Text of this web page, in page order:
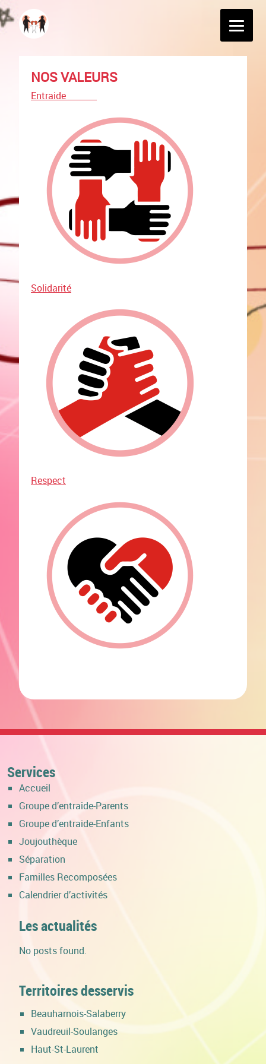
NOS VALEURS
Entraide
Solidarité
Respect
Services
Accueil
Groupe d’entraide-Parents
Groupe d’entraide-Enfants
Joujouthèque
Séparation
Familles Recomposées
Calendrier d’activités
Les actualités
No posts found.
Territoires desservis
Beauharnois-Salaberry
Vaudreuil-Soulanges
Haut-St-Laurent